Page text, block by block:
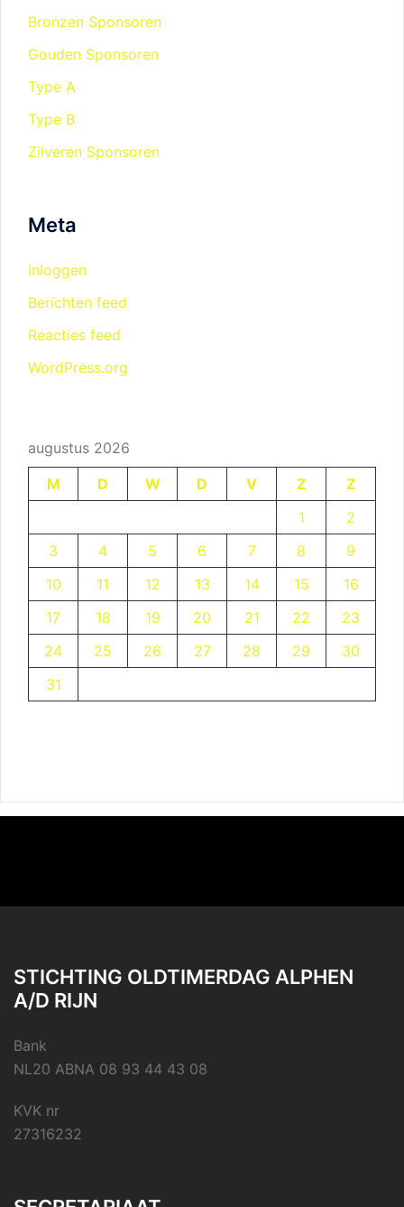
Bronzen Sponsoren
Gouden Sponsoren
Type A
Type B
Zilveren Sponsoren
Meta
Inloggen
Berichten feed
Reacties feed
WordPress.org
augustus 2026
M
D W D V Z
Z
1
2
3
4 5 6 7 8
9
10
11 12 13 14 15
16
17
18 19 20 21 22
23
24
25 26 27 28 29
30
31
STICHTING OLDTIMERDAG ALPHEN
A/D RIJN
Bank
NL20 ABNA 08 93 44 43 08
KVK nr
27316232